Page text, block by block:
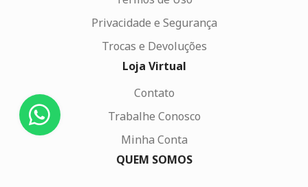
Privacidade e Segurança
Trocas e Devoluções
Loja Virtual
Contato
Trabalhe Conosco
Minha Conta
QUEM SOMOS